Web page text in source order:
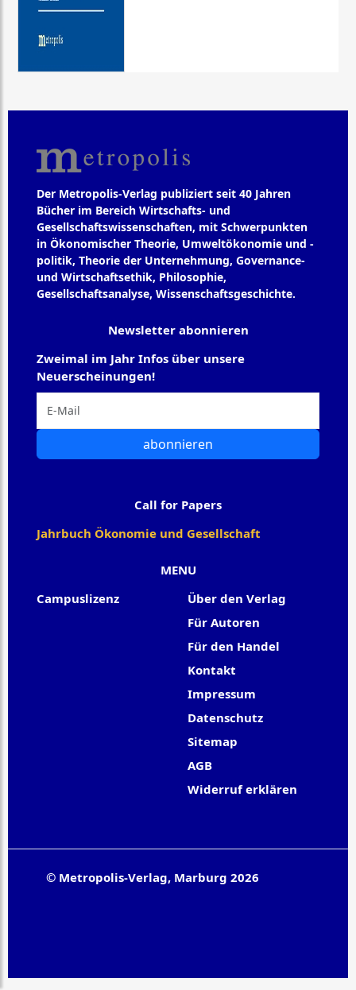
Der Metropolis-Verlag publiziert seit 40 Jahren
Bücher im Bereich Wirtschafts- und
Gesellschaftswissenschaften, mit Schwerpunkten
in Ökonomischer Theorie, Umweltökonomie und -
politik, Theorie der Unternehmung, Governance-
und Wirtschaftsethik, Philosophie,
Gesellschaftsanalyse, Wissenschaftsgeschichte.
MENU
Campuslizenz
Über den Verlag
Für Autoren
Für den Handel
Kontakt
Impressum
Datenschutz
Sitemap
AGB
Widerruf erklären
Newsletter abonnieren
Zweimal im Jahr Infos über unsere
Neuerscheinungen!
abonnieren
Call for Papers
Jahrbuch Ökonomie und Gesellschaft
© Metropolis-Verlag, Marburg 2026